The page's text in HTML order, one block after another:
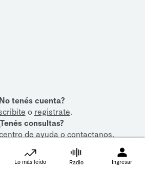
tenés cuenta?
o registrate.
consultas?
de ayudaocontactanos.
Lo más leído Radio Ingresar